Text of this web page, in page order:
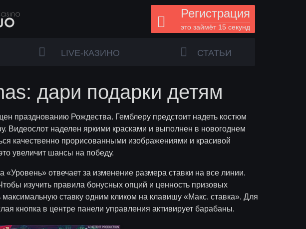
Регистрация
это займёт 15 секунд
LIVE-КАЗИНО СТАТЬИ
дари подарки детям
празднованию Рождества. Гемблеру предстоит надеть костюм
Видеослот наделен яркими красками и выполнен в новогоднем
качественно прорисованными изображениями и красивой
увеличит шансы на победу.
отвечает за изменение размера ставки на все линии.
изучить правила бонусных опций и ценность призовых
ставку одним кликом на клавишу «Макс. ставка». Для
кнопка в центре панели управления активирует барабаны.